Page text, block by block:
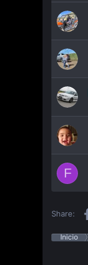
F
Share:
Inicio